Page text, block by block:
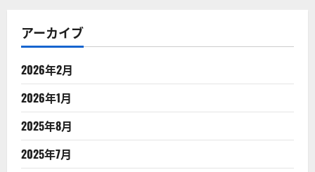
アーカイブ
2026年2月
2026年1月
2025年8月
2025年7月